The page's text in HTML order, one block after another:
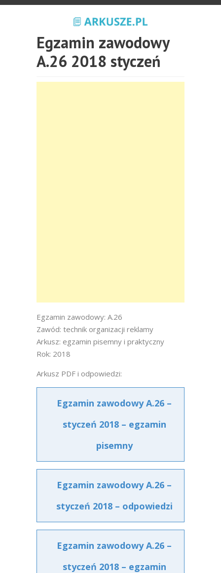
Egzamin zawodowy
A.26 2018 styczeń
Egzamin zawodowy: A.26
Zawód: technik organizacji reklamy
Arkusz: egzamin pisemny i praktyczny
Rok: 2018
Arkusz PDF i odpowiedzi:
Egzamin zawodowy A.26 –
styczeń 2018 – egzamin
pisemny
Egzamin zawodowy A.26 –
styczeń 2018 – odpowiedzi
Egzamin zawodowy A.26 –
styczeń 2018 – egzamin